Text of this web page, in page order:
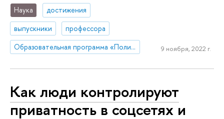
Наука
достижения
выпускники
профессора
Образовательная программа «Политология и мировая политика»
9 ноября, 2022 г.
Как люди контролируют
приватность в соцсетях и